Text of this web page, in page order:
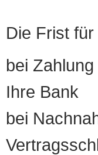
Die Frist
bei
Ihre Bank
bei